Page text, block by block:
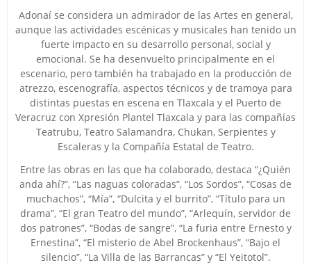
Adonaí se considera un admirador de las Artes en general,
aunque las actividades escénicas y musicales han tenido un
fuerte impacto en su desarrollo personal, social y
emocional. Se ha desenvuelto principalmente en el
escenario, pero también ha trabajado en la producción de
atrezzo, escenografía, aspectos técnicos y de tramoya para
distintas puestas en escena en Tlaxcala y el Puerto de
Veracruz con Xpresión Plantel Tlaxcala y para las compañías
Teatrubu, Teatro Salamandra, Chukan, Serpientes y
Escaleras y la Compañía Estatal de Teatro.
Entre las obras en las que ha colaborado, destaca “¿Quién
anda ahí?”, “Las naguas coloradas”, “Los Sordos”, “Cosas de
muchachos”, “Mía”, “Dulcita y el burrito”, “Título para un
drama”, “El gran Teatro del mundo”, “Arlequín, servidor de
dos patrones”, “Bodas de sangre”, “La furia entre Ernesto y
Ernestina”, “El misterio de Abel Brockenhaus”, “Bajo el
silencio”, “La Villa de las Barrancas” y “El Yeitotol”.